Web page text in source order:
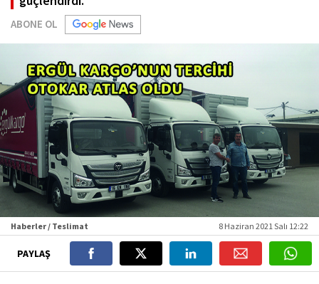
ABONE OL
Haberler / Teslimat 8 Haziran 2021 Salı 12:22
PAYLAŞ